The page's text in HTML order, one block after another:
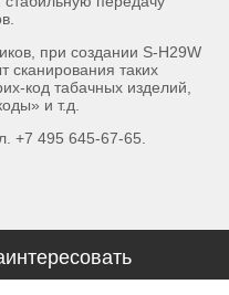
при создании S-H29W
сканирования таких
код табачных изделий,
и т.д.
+7 495 645-67-65.